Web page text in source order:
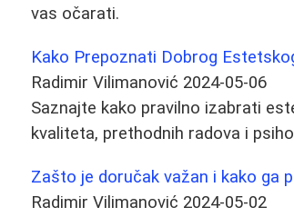
vas očarati.
Kako Prepoznati Dobrog
Radimir Vilimanović 2024-05-06
Saznajte kako pravilno izabrati
kvaliteta, prethodnih radova i
Zašto je doručak važan i kako ga
Radimir Vilimanović 2024-05-02